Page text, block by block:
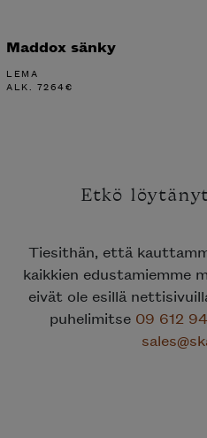
Maddox sänky
LEMA
ALK. 7264€
Etkö
Tiesithän, että
kaikkien edustamiemme
eivät ole esillä
puhelimitse 09 612